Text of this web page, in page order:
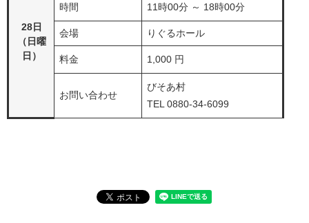
28日
（日曜
日）
時間 11時00分 ～ 18時00分
会場 りぐるホール
料金 1,000 円
お問い合わせ
びそあ村
TEL 0880-34-6099